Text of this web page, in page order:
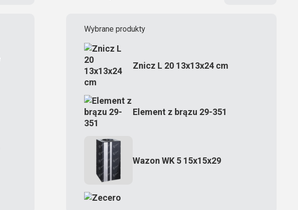
Wybrane produkty
Znicz L 20 13x13x24 cm
Element z brązu 29-351
Wazon WK 5 15x15x29